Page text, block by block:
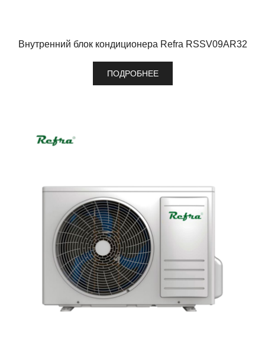
Внутренний блок кондиционера Refra RSSV09AR32
ПОДРОБНЕЕ